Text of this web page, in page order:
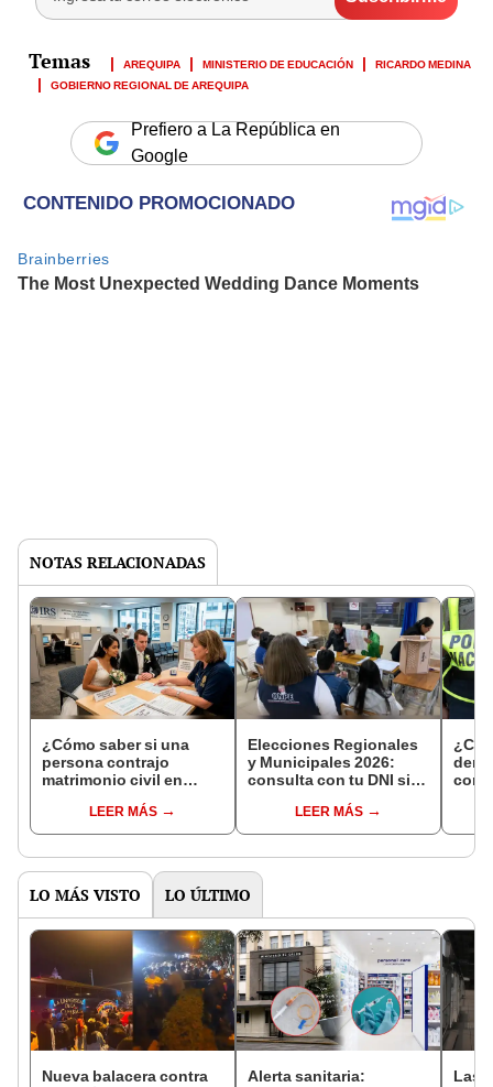
AREQUIPA MINISTERIO DE EDUCACIÓN
RICARDO MEDINA
GOBIERNO REGIONAL DE AREQUIPA
Prefiero a La República en
Google
NOTAS RELACIONADAS
¿Cómo saber si una
persona contrajo
matrimonio civil en
LEER MÁS
Elecciones Regionales
y Municipales 2026:
consulta con tu DNI si
de mesa para este 4 de
octubre en el link oficial
LEER MÁS
con
LO MÁS VISTO LO ÚLTIMO
Nueva balacera contra
Alerta sanitaria:
Las